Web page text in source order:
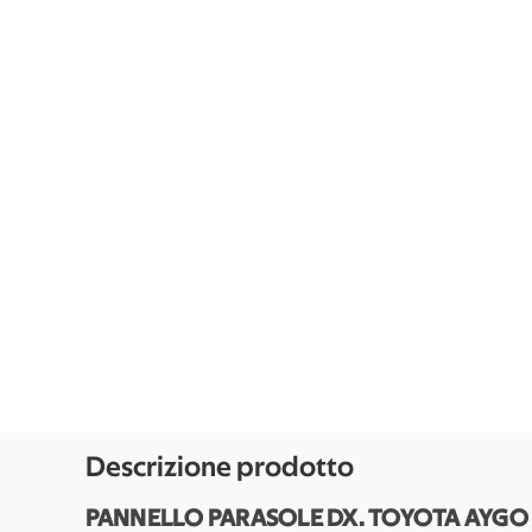
Descrizione prodotto
PANNELLO PARASOLE DX. TOYOTA